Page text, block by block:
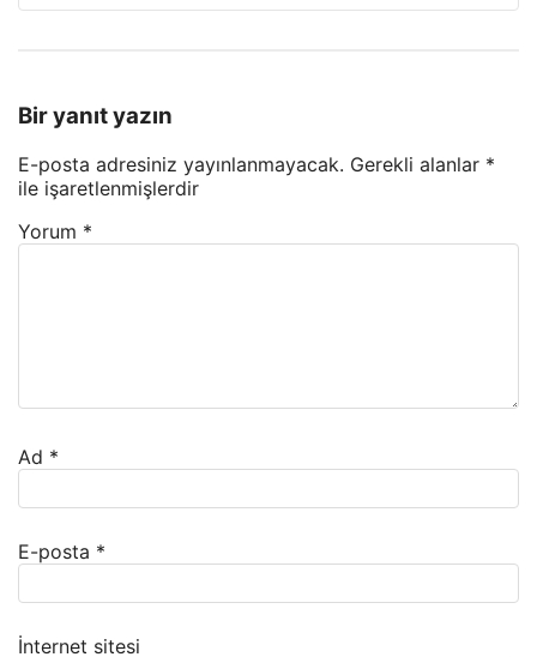
Bir yanıt yazın
E-posta adresiniz yayınlanmayacak. Gerekli alanlar *
ile işaretlenmişlerdir
Yorum *
Ad *
E-posta *
İnternet sitesi